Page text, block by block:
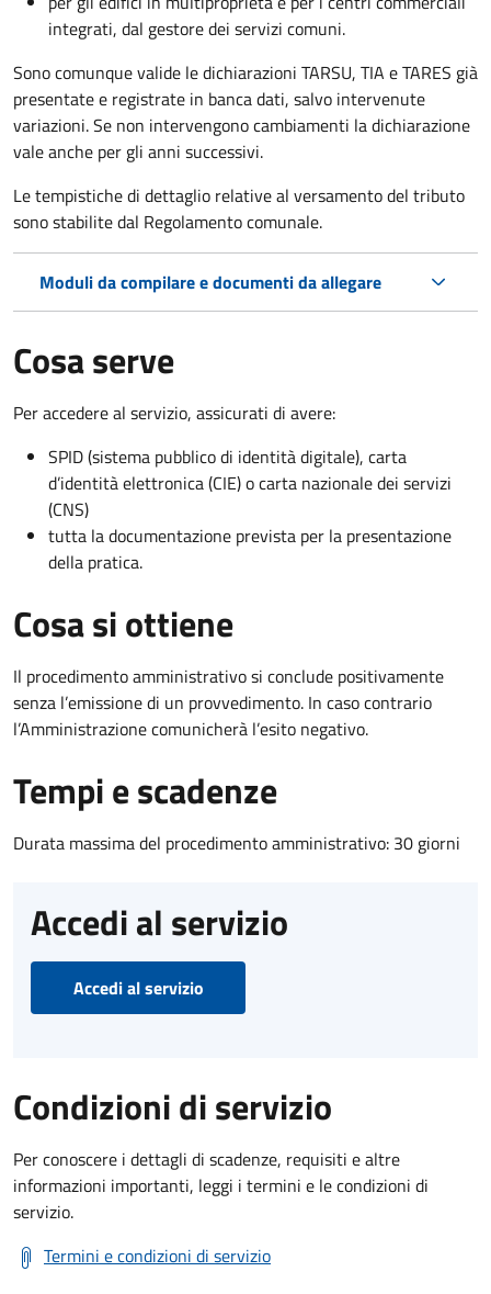
integrati, dal gestore dei servizi comuni.
Sono comunque valide le dichiarazioni TARSU, TIA e TARES già
presentate e registrate in banca dati, salvo intervenute
variazioni. Se non intervengono cambiamenti la dichiarazione
vale anche per gli anni successivi.
Le tempistiche di dettaglio relative al versamento del tributo
sono stabilite dal Regolamento comunale.
Moduli da compilare e documenti da allegare
Cosa serve
Per accedere al servizio, assicurati di avere:
SPID (sistema pubblico di identità digitale), carta
d’identità elettronica (CIE) o carta nazionale dei servizi
(CNS)
tutta la documentazione prevista per la presentazione
della pratica.
Cosa si ottiene
Il procedimento amministrativo si conclude positivamente
senza l’emissione di un provvedimento. In caso contrario
l’Amministrazione comunicherà l’esito negativo.
Tempi e scadenze
Durata massima del procedimento amministrativo: 30 giorni
Accedi al servizio
Accedi al servizio
Condizioni di servizio
Per conoscere i dettagli di scadenze, requisiti e altre
informazioni importanti, leggi i termini e le condizioni di
servizio.
Termini e condizioni di servizio